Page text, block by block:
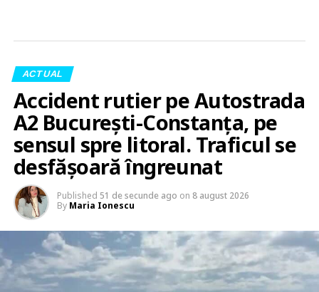
ACTUAL
Accident rutier pe Autostrada
A2 București-Constanța, pe
sensul spre litoral. Traficul se
desfășoară îngreunat
Published 51 de secunde ago on 8 august 2026
By Maria Ionescu